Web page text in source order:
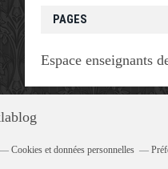
PAGES
Espace enseignants
Cookies et données personnelles